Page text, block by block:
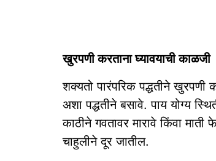
खुरपणी करताना घ्यावयाची काळजी
शक्यतो पारंपरिक पद्धतीने
अशा पद्धतीने बसावे. पाय योग्य
काठीने गवतावर मारावे किंवा
चाहुलीने दूर जातील.